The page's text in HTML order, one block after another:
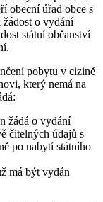
obecní úřad obce s
žádost o vydání
státní občanství
pobytu v cizině
který nemá na
žádá o vydání
čitelných údajů s
po nabytí státního
má být vydán